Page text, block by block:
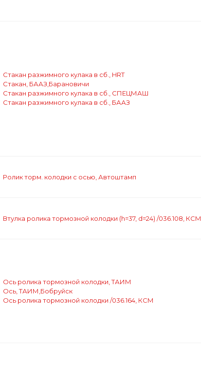
Стакан разжимного кулака в сб., HRT
Стакан, БААЗ,Барановичи
Стакан разжимного кулака в сб., СПЕЦМАШ
Стакан разжимного кулака в сб., БААЗ
Ролик торм. колодки с осью, Автоштамп
Втулка ролика тормозной колодки (h=37, d=24) /036.108, КСМ
Ось ролика тормозной колодки, ТАИМ
Ось, ТАИМ,Бобруйск
Ось ролика тормозной колодки /036.164, КСМ